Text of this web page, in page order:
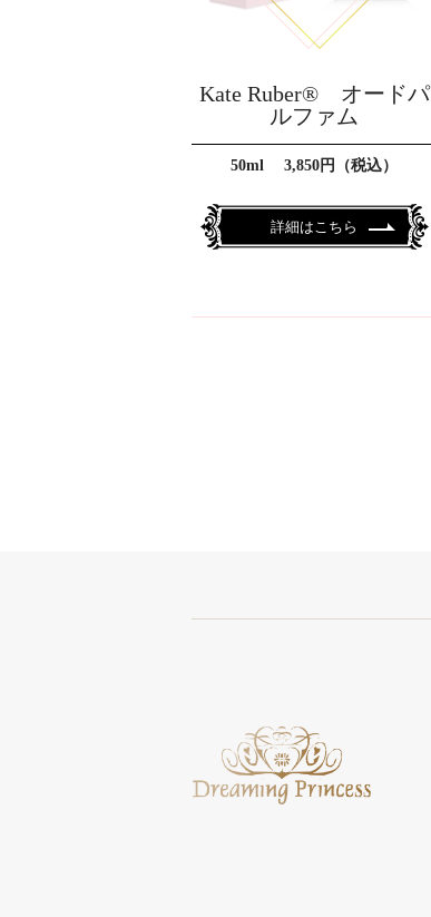
Kate Ruber® オードパ
ルファム
50ml 3,850円（税込）
詳細はこちら